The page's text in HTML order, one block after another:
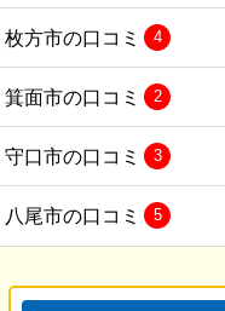
枚方市の口コミ 4
箕面市の口コミ 2
守口市の口コミ 3
八尾市の口コミ 5